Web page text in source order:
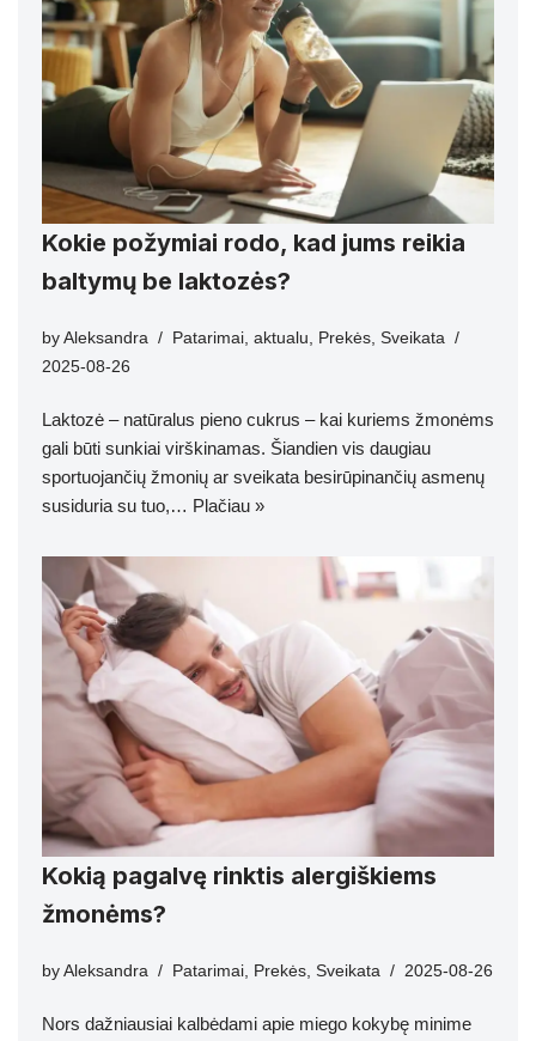
Kokie požymiai rodo, kad jums reikia
baltymų be laktozės?
by Aleksandra Patarimai aktualu Prekės Sveikata
2025-08-26
Laktozė – natūralus pieno cukrus – kai kuriems žmonėms
gali būti sunkiai virškinamas. Šiandien vis daugiau
sportuojančių žmonių ar sveikata besirūpinančių asmenų
susiduria su tuo,… Plačiau »
Kokią pagalvę rinktis alergiškiems
žmonėms?
by Aleksandra Patarimai, Prekės, Sveikata 2025-08-26
Nors dažniausiai kalbėdami apie miego kokybę minime